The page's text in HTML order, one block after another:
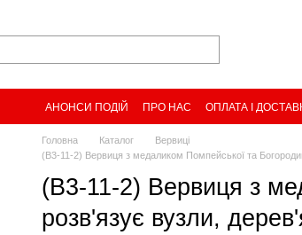
АНОНСИ ПОДІЙ ПРО НАС ОПЛАТА І
Головна Каталог
Вервиці
(В3-11-2) Вервиця з медаликом Помпейської та
(В3-11-2) Вервиця з
розв'язує вузли,